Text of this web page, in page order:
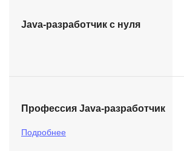
Java-разработчик с нуля
Профессия Java-разработчик
Подробнее